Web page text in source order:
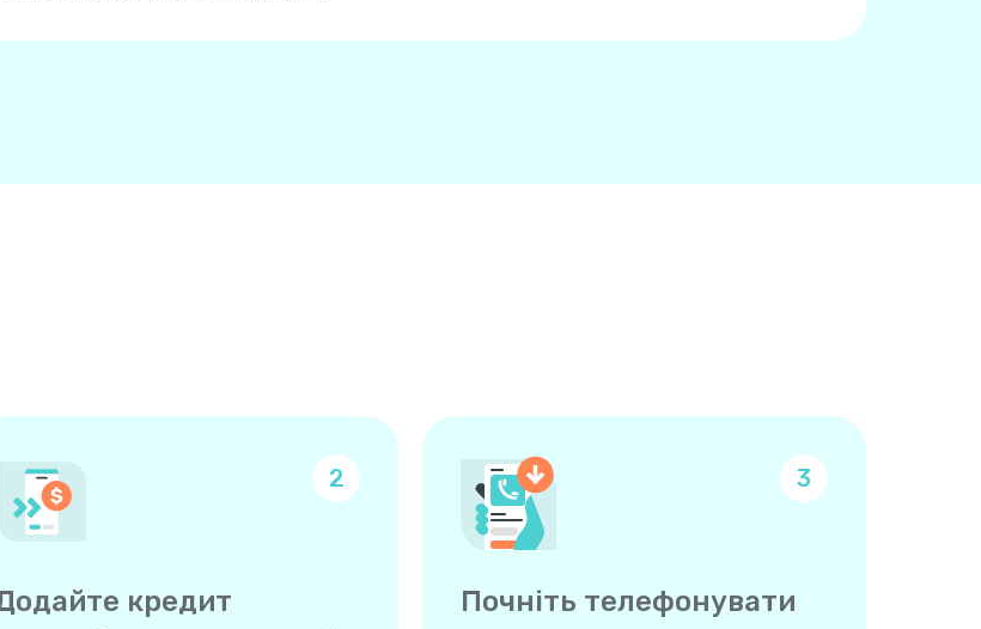
2
кредит
3
Почніть телефонувати